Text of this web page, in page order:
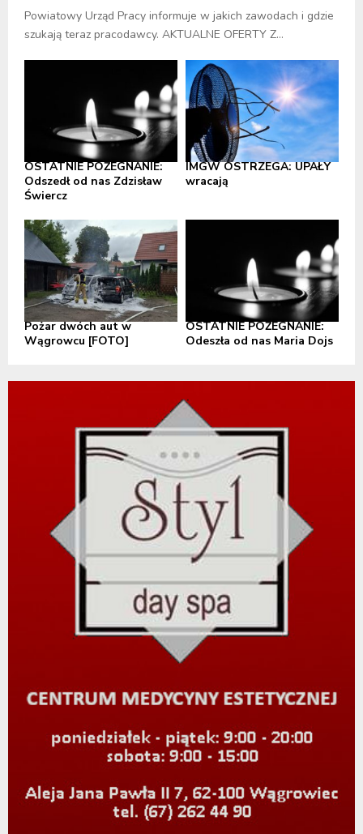
Powiatowy Urząd Pracy informuje w jakich zawodach i gdzie
szukają teraz pracodawcy. AKTUALNE OFERTY Z...
OSTATNIE POŻEGNANIE:
Odszedł od nas Zdzisław
Świercz
IMGW OSTRZEGA: UPAŁY
wracają
Pożar dwóch aut w
Wągrowcu [FOTO]
OSTATNIE POŻEGNANIE:
Odeszła od nas Maria Dojs